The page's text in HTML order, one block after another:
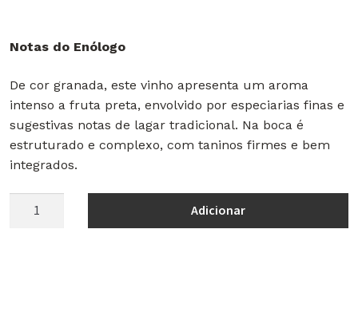
Notas do Enólogo
De cor granada, este vinho apresenta um aroma
intenso a fruta preta, envolvido por especiarias finas e
sugestivas notas de lagar tradicional. Na boca é
estruturado e complexo, com taninos firmes e bem
integrados.
Adicionar